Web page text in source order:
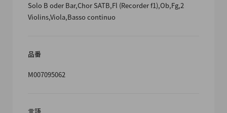
Solo B oder Bar,Chor SATB,Fl (Recorder f1),Ob,Fg,2
Violins,Viola,Basso continuo
品番
M007095062